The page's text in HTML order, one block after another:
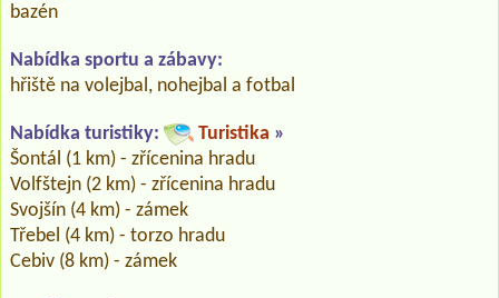
bazén
Nabídka sportu a zábavy:
hřiště na volejbal, nohejbal a fotbal
Nabídka turistiky: Turistika »
Šontál (1 km) - zřícenina hradu
Volfštejn (2 km) - zřícenina hradu
Svojšín (4 km) - zámek
Třebel (4 km) - torzo hradu
Cebiv (8 km) - zámek